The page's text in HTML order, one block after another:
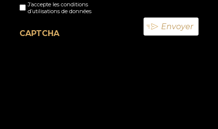
titreJ’accepte les conditions
d’utilisations de données
CAPTCHA